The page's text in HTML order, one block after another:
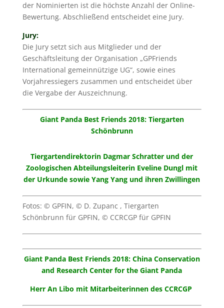
der Nominierten ist die höchste Anzahl der Online-
Bewertung. Abschließend entscheidet eine Jury.
Jury:
Die Jury setzt sich aus Mitglieder und der
Geschäftsleitung der Organisation „GPFriends
International gemeinnützige UG“, sowie eines
Vorjahressiegers zusammen und entscheidet über
die Vergabe der Auszeichnung.
Giant Panda Best Friends 2018: Tiergarten
Schönbrunn
Tiergartendirektorin Dagmar Schratter und der
Zoologischen Abteilungsleiterin Eveline Dungl mit
der Urkunde sowie Yang Yang und ihren Zwillingen
Fotos: © GPFIN, © D. Zupanc , Tiergarten
Schönbrunn für GPFIN, © CCRCGP für GPFIN
Giant Panda Best Friends 2018: China Conservation
and Research Center for the Giant Panda
Herr An Libo mit Mitarbeiterinnen des CCRCGP